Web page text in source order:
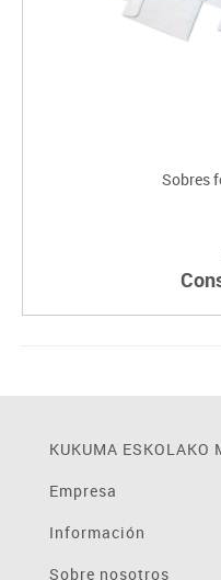
Sobres
KUKUMA ESKOLAKO
Empresa
Información
Sobre nosotros